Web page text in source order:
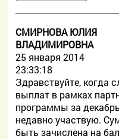
СМИРНОВА ЮЛИЯ
ВЛАДИМИРОВНА
25 января 2014
23:33:18
Здравствуйте, когда
выплат в рамках
программы за
недавно участвую.
быть зачислена на